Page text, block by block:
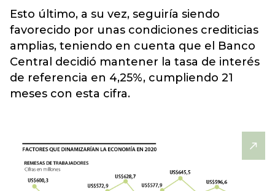
Esto último, a su vez, seguiría siendo
favorecido por unas condiciones crediticias
amplias, teniendo en cuenta que el Banco
Central decidió mantener la tasa de interés
de referencia en 4,25%, cumpliendo 21
meses con esta cifra.